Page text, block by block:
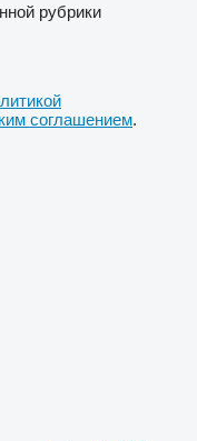
рубрики
соглашением.